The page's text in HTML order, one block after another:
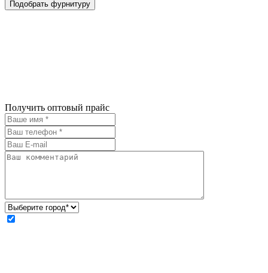
Получить оптовый прайс